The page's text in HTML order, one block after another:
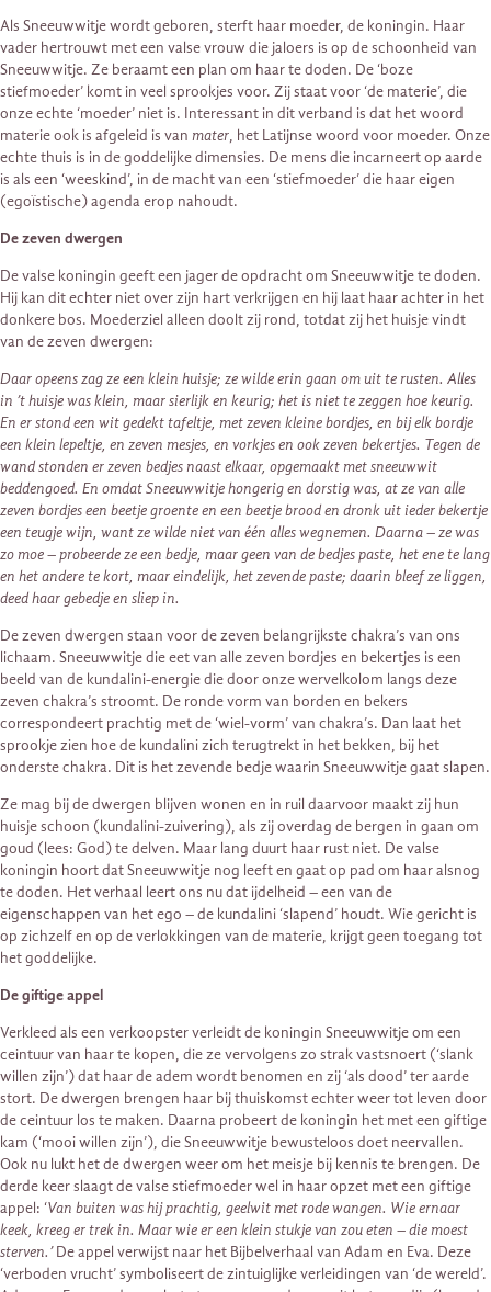
Als Sneeuwwitje wordt geboren, sterft haar moeder, de koningin. Haar
vader hertrouwt met een valse vrouw die jaloers is op de schoonheid van
Sneeuwwitje. Ze beraamt een plan om haar te doden. De ‘boze
stiefmoeder’ komt in veel sprookjes voor. Zij staat voor ‘de materie’, die
onze echte ‘moeder’ niet is. Interessant in dit verband is dat het woord
materie ook is afgeleid is van mater, het Latijnse woord voor moeder. Onze
echte thuis is in de goddelijke dimensies. De mens die incarneert op aarde
is als een ‘weeskind’, in de macht van een ‘stiefmoeder’ die haar eigen
(egoïstische) agenda erop nahoudt.
De zeven dwergen
De valse koningin geeft een jager de opdracht om Sneeuwwitje te doden.
Hij kan dit echter niet over zijn hart verkrijgen en hij laat haar achter in het
donkere bos. Moederziel alleen doolt zij rond, totdat zij het huisje vindt
van de zeven dwergen:
Daar opeens zag ze een klein huisje; ze wilde erin gaan om uit te rusten. Alles
in ’t huisje was klein, maar sierlijk en keurig; het is niet te zeggen hoe keurig.
En er stond een wit gedekt tafeltje, met zeven kleine bordjes, en bij elk bordje
een klein lepeltje, en zeven mesjes, en vorkjes en ook zeven bekertjes. Tegen de
wand stonden er zeven bedjes naast elkaar, opgemaakt met sneeuwwit
beddengoed. En omdat Sneeuwwitje hongerig en dorstig was, at ze van alle
zeven bordjes een beetje groente en een beetje brood en dronk uit ieder bekertje
een teugje wijn, want ze wilde niet van één alles wegnemen. Daarna – ze was
zo moe – probeerde ze een bedje, maar geen van de bedjes paste, het ene te lang
en het andere te kort, maar eindelijk, het zevende paste; daarin bleef ze liggen,
deed haar gebedje en sliep in.
De zeven dwergen staan voor de zeven belangrijkste chakra’s van ons
lichaam. Sneeuwwitje die eet van alle zeven bordjes en bekertjes is een
beeld van de kundalini-energie die door onze wervelkolom langs deze
zeven chakra’s stroomt. De ronde vorm van borden en bekers
correspondeert prachtig met de ‘wiel-vorm’ van chakra’s. Dan laat het
sprookje zien hoe de kundalini zich terugtrekt in het bekken, bij het
onderste chakra. Dit is het zevende bedje waarin Sneeuwwitje gaat slapen.
Ze mag bij de dwergen blijven wonen en in ruil daarvoor maakt zij hun
huisje schoon (kundalini-zuivering), als zij overdag de bergen in gaan om
goud (lees: God) te delven. Maar lang duurt haar rust niet. De valse
koningin hoort dat Sneeuwwitje nog leeft en gaat op pad om haar alsnog
te doden. Het verhaal leert ons nu dat ijdelheid – een van de
eigenschappen van het ego – de kundalini ‘slapend’ houdt. Wie gericht is
op zichzelf en op de verlokkingen van de materie, krijgt geen toegang tot
het goddelijke.
De giftige appel
Verkleed als een verkoopster verleidt de koningin Sneeuwwitje om een
ceintuur van haar te kopen, die ze vervolgens zo strak vastsnoert (‘slank
willen zijn’) dat haar de adem wordt benomen en zij ‘als dood’ ter aarde
stort. De dwergen brengen haar bij thuiskomst echter weer tot leven door
de ceintuur los te maken. Daarna probeert de koningin het met een giftige
kam (‘mooi willen zijn’), die Sneeuwwitje bewusteloos doet neervallen.
Ook nu lukt het de dwergen weer om het meisje bij kennis te brengen. De
derde keer slaagt de valse stiefmoeder wel in haar opzet met een giftige
appel: ‘Van buiten was hij prachtig, geelwit met rode wangen. Wie ernaar
keek, kreeg er trek in. Maar wie er een klein stukje van zou eten – die moest
sterven.’De appel verwijst naar het Bijbelverhaal van Adam en Eva. Deze
‘verboden vrucht’ symboliseert de zintuiglijke verleidingen van ‘de wereld’.